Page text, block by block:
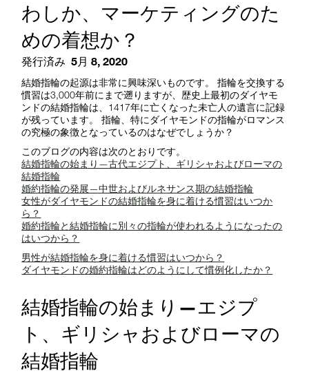
わしか、マーケティングのた
めの着想か？
発行済み 5月 8, 2020
結婚指輪の起源は非常に興味深いものです。 指輪を交換する
慣習は3,000年前にまで遡りますが、歴史上最初のダイヤモ
ンドの結婚指輪は、1417年に亡くなった未亡人の遺言に記録
が残っています。 指輪、特にダイヤモンドの指輪がロマンス
の究極の象徴となっているのはなぜでしょうか？
このブログの内容は次のとおりです。
結婚指輪の始まり—古代エジプト、ギリシャおよびローマの
結婚指輪
婚約指輪の発展—中世およびルネサンス期の結婚指輪
女性がダイヤモンドの結婚指輪を身に着ける慣習はいつか
ら？
婚約指輪と結婚指輪に別々の指輪が使われるようになったの
はいつから？
男性が結婚指輪を身に着ける慣習はいつから？
ダイヤモンドの婚約指輪はどのようにして慣例化したか？
結婚指輪の始まり—エジプ
ト、ギリシャおよびローマの
結婚指輪